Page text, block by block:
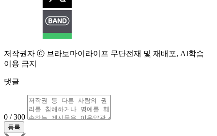
저작권자 ⓒ 브라보마이라이프 무단전재 및 재배포, AI학습
이용 금지
댓글
0 / 300